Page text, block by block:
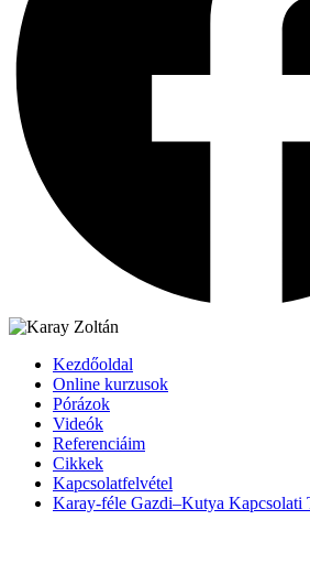
Kezdőoldal
Online kurzusok
Pórázok
Videók
Referenciáim
Cikkek
Kapcsolatfelvétel
Karay-féle Gazdi–Kutya Kapcsolati